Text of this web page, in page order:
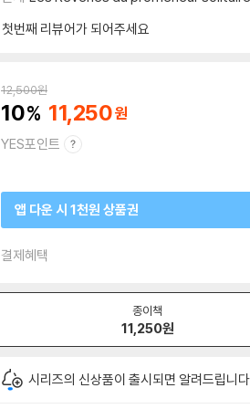
첫번째 리뷰어가 되어주세요
12,500원
10 11,250
YES포인트
앱 다운 시 1천원 상품권
결제혜택
종이책
11,250원
시리즈의 신상품이 출시되면 알려드립니